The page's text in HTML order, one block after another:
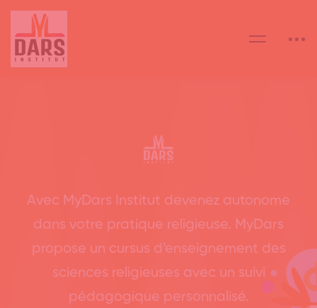
Avec MyDars Institut devenez autonome
dans votre pratique religieuse. MyDars
propose un cursus d’enseignement des
sciences religieuses avec un suivi
pédagogique personnalisé.